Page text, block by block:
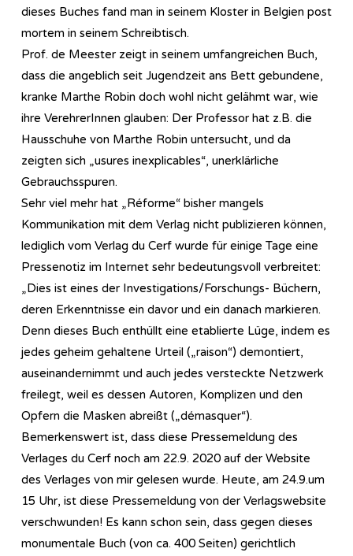
dieses Buches fand man in seinem Kloster in Belgien post
mortem in seinem Schreibtisch.
Prof. de Meester zeigt in seinem umfangreichen Buch,
dass die angeblich seit Jugendzeit ans Bett gebundene,
kranke Marthe Robin doch wohl nicht gelähmt war, wie
ihre VerehrerInnen glauben: Der Professor hat z.B. die
Hausschuhe von Marthe Robin untersucht, und da
zeigten sich „usures inexplicables“, unerklärliche
Gebrauchsspuren.
Sehr viel mehr hat „Réforme“ bisher mangels
Kommunikation mit dem Verlag nicht publizieren können,
lediglich vom Verlag du Cerf wurde für einige Tage eine
Pressenotiz im Internet sehr bedeutungsvoll verbreitet:
„Dies ist eines der Investigations/Forschungs- Büchern,
deren Erkenntnisse ein davor und ein danach markieren.
Denn dieses Buch enthüllt eine etablierte Lüge, indem es
jedes geheim gehaltene Urteil („raison“) demontiert,
auseinandernimmt und auch jedes versteckte Netzwerk
freilegt, weil es dessen Autoren, Komplizen und den
Opfern die Masken abreißt („démasquer“).
Bemerkenswert ist, dass diese Pressemeldung des
Verlages du Cerf noch am 22.9. 2020 auf der Website
des Verlages von mir gelesen wurde. Heute, am 24.9.um
15 Uhr, ist diese Pressemeldung von der Verlagswebsite
verschwunden! Es kann schon sein, dass gegen dieses
monumentale Buch (von ca. 400 Seiten) gerichtlich